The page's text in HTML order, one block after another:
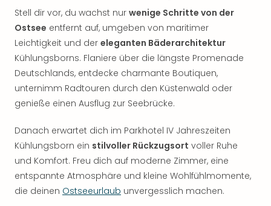
Stell dir vor, du wachst nur wenige Schritte von der
Ostsee entfernt auf, umgeben von maritimer
Leichtigkeit und der eleganten Bäderarchitektur
Kühlungsborns. Flaniere über die längste Promenade
Deutschlands, entdecke charmante Boutiquen,
unternimm Radtouren durch den Küstenwald oder
genieße einen Ausflug zur Seebrücke.
Danach erwartet dich im Parkhotel IV Jahreszeiten
Kühlungsborn ein stilvoller Rückzugsort voller Ruhe
und Komfort. Freu dich auf moderne Zimmer, eine
entspannte Atmosphäre und kleine Wohlfühlmomente,
die deinen Ostseeurlaub unvergesslich machen.